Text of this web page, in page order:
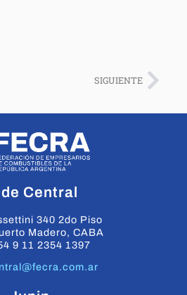
SIGUIENTE
Central
340 2do Piso
Madero, CABA
9 11 2354 1397